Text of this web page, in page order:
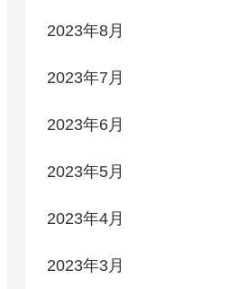
2023年8月
2023年7月
2023年6月
2023年5月
2023年4月
2023年3月